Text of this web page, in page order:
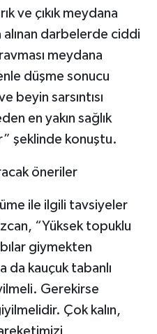
ve çıkık meydana
darbelerde ciddi
meydana
düşme sonucu
beyin sarsıntısı
en yakın sağlık
şeklinde konuştu.
öneriler
ile ilgili tavsiyeler
“Yüksek topuklu
giymekten
da kauçuk tabanlı
Gerekirse
Çok kalın,